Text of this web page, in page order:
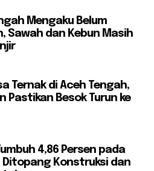
Mengaku Belum
Sawah dan Kebun Masih
Ternak di Aceh Tengah,
Pastikan Besok Turun ke
4,86 Persen pada
Ditopang Konstruksi dan